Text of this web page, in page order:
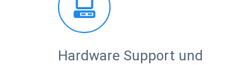
Hardware Support und